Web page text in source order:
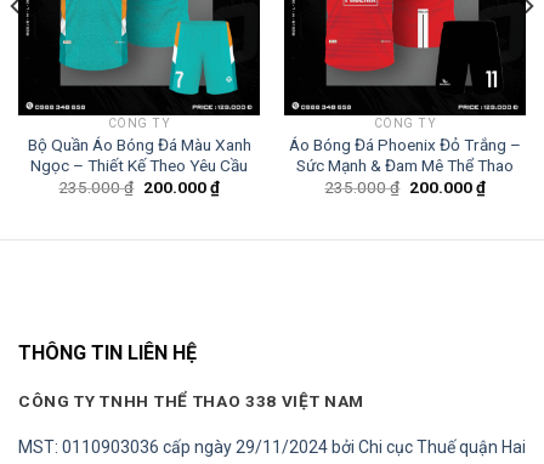
CÔNG TY
Bộ Quần Áo Bóng Đá Màu Xanh
Ngọc – Thiết Kế Theo Yêu Cầu
235.000₫ Giá
200.000₫Giá
hiện
CÔNG TY
Áo Bóng Đá Phoenix Đỏ Trắng –
Sức Mạnh & Đam Mê Thể Thao
235.000₫ Giá
200.000₫Giá
hiện
THÔNG TIN LIÊN HỆ
CÔNG TY TNHH THỂ THAO 338 VIỆT NAM
MST: 0110903036 cấp ngày 29/11/2024 bởi Chi cục Thuế quận Hai